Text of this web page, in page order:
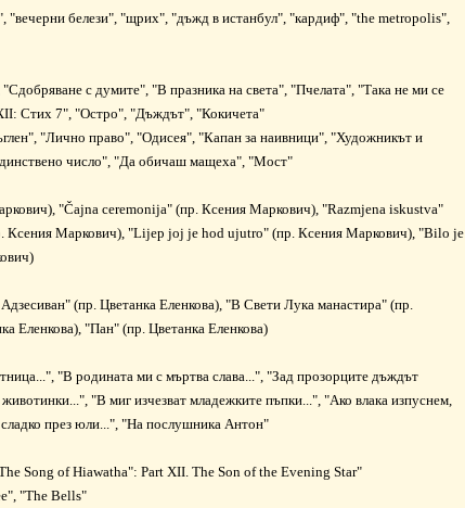
, "вечерни белези", "щрих", "дъжд в истанбул", "кардиф", "the metropolis",
"Сдобряване с думите", "В празника на света", "Пчелата", "Така не ми се
Стих 7", "Остро", "Дъждът", "Кокичета"
, "Лично право", "Одисея", "Капан за наивници", "Художникът и
число", "Да обичаш мащеха", "Мост"
"Čajna ceremonija" (пр. Ксения Маркович), "Razmjena iskustva"
Ксения Маркович),"Lijep joj je hod ujutro" (пр. Ксения Маркович), "Bilo je
(пр. Цветанка Еленкова), "В Свети Лука манастира" (пр.
Еленкова), "Пан" (пр. Цветанка Еленкова)
, "В родината ми с мъртва слава...", "Зад прозорците дъждът
, "В миг изчезват младежките пъпки...", "Ако влака изпуснем,
през юли...", "На послушника Антон"
Song of Hiawatha": Part XII. The Son of the Evening Star"
, "The Bells"